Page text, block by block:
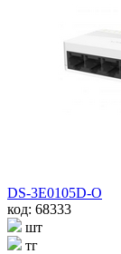
DS-3E0105D-O
код: 68333
шт
тг